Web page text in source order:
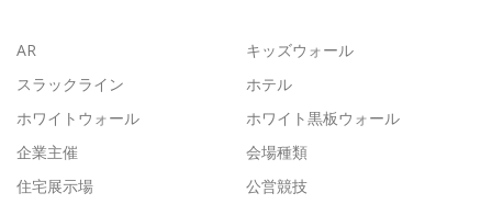
AR
キッズウォール
スラックライン
ホテル
ホワイトウォール
ホワイト黒板ウォール
企業主催
会場種類
住宅展示場
公営競技